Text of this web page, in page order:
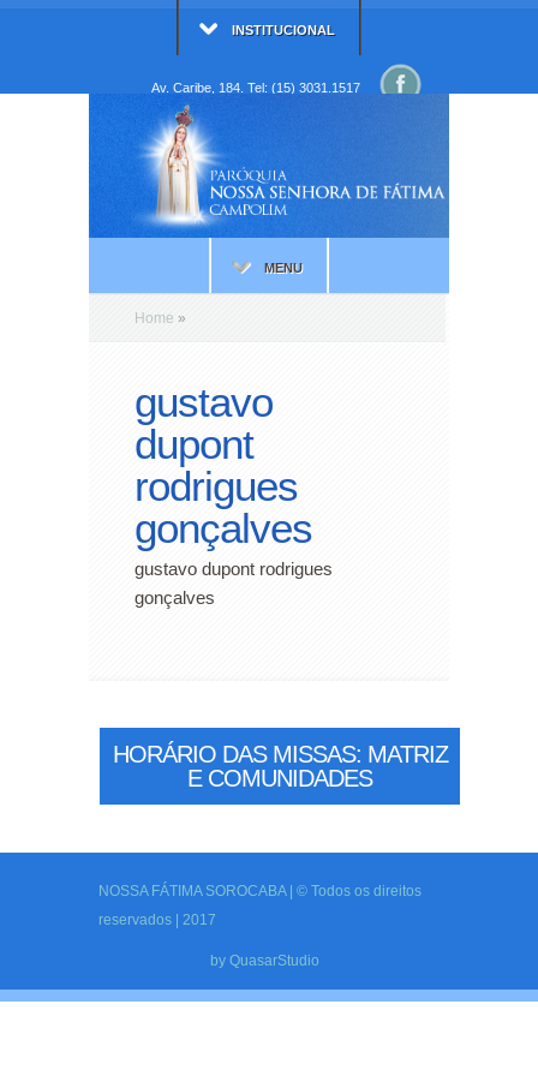
INSTITUCIONAL
Av. Caribe, 184. Tel: (15) 3031.1517
MENU
Home »
gustavo
dupont
rodrigues
gonçalves
gustavo dupont rodrigues
gonçalves
HORÁRIO DAS MISSAS: MATRIZ
E COMUNIDADES
NOSSA FÁTIMA SOROCABA | © Todos os direitos
reservados | 2017
by QuasarStudio